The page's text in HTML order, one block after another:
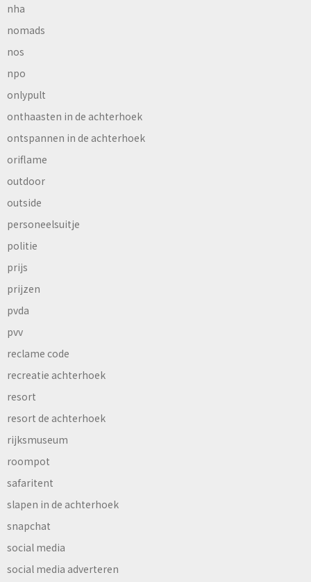
nha
nomads
nos
npo
onlypult
onthaasten in de achterhoek
ontspannen in de achterhoek
oriflame
outdoor
outside
personeelsuitje
politie
prijs
prijzen
pvda
pvv
reclame code
recreatie achterhoek
resort
resort de achterhoek
rijksmuseum
roompot
safaritent
slapen in de achterhoek
snapchat
social media
social media adverteren